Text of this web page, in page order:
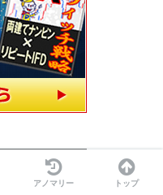
アノマリー トップ